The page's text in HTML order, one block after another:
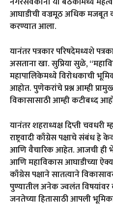
आघाडीची वज्रमूठ अधिक मजबूत
करण्यात आला.
यानंतर पत्रकार परिषदेमध्यशे
असताना खा. सुप्रिया सुळे,
महापालिकेमध्ये विरोधकाची
आहोत. पुणेकरांचे प्रश्न आम्ही
विकासासाठी आम्ही कटीबध्द
यानंतर शहराध्यक्ष दिप्ती चवधरी
राष्ट्रवादी काँग्रेस पक्षाचे संबंध
आणि वैचारिक आहेत. आजची ही
आणि महाविकास आघाडीच्या
काँग्रेस पक्षाने सातत्याने
पुण्यातील अनेक ज्वलंत
जनतेच्या हितासाठी आपली